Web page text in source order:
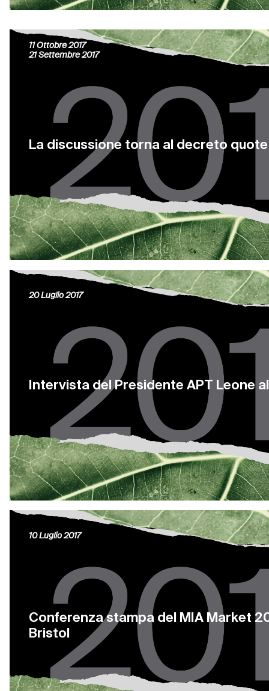
11 Ottobre 2017
La discussione torna al decreto quote
21 Settembre 2017
Intervista del Presidente APT Leone
20 Luglio 2017
Conferenza stampa del MIA Market
Bristol
10 Luglio 2017